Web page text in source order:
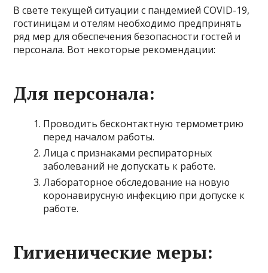
В свете текущей ситуации с пандемией COVID-19,
гостиницам и отелям необходимо предпринять
ряд мер для обеспечения безопасности гостей и
персонала. Вот некоторые рекомендации:
Для персонала:
Проводить бесконтактную термометрию
перед началом работы.
Лица с признаками респираторных
заболеваний не допускать к работе.
Лабораторное обследование на новую
коронавирусную инфекцию при допуске к
работе.
Гигиенические меры: